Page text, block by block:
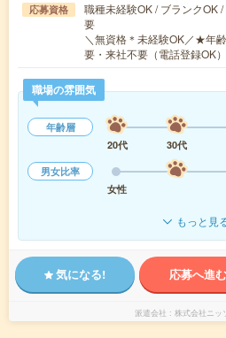
応募資格
職種未経験OK / ブランクOK
要
＼無資格＊未経験OK／★年
要・来社不要（電話登録OK
職場の雰囲気
年齢層
20代
30代
男女比率
女性
もっと見
気になる! 応募へ進む
派遣会社 株式会社ニッ